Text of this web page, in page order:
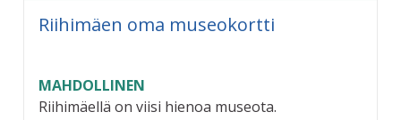
Riihimäen oma museokortti
MAHDOLLINEN
Riihimäellä on viisi hienoa museota.